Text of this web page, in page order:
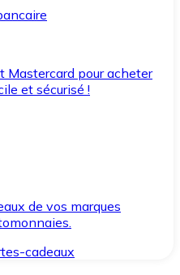
Mastercard pour acheter
et sécurisé !
de vos marques
cadeaux